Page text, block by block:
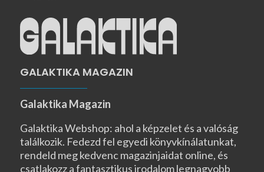
GALAKTIKA MAGAZIN
Galaktika Magazin
Galaktika Webshop: ahol a képzelet és a valóság
találkozik. Fedezd fel egyedi könyvkínálatunkat,
rendeld meg kedvenc magazinjaidat online, és
csatlakozz a fantasztikus irodalom legnagyobb